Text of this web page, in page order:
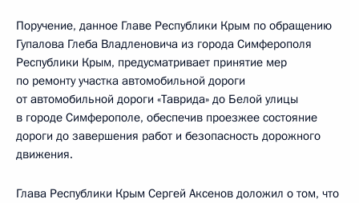
Поручение, данное Главе Республики Крым по обращению
Гупалова Глеба Владленовича из города Симферополя
Республики Крым, предусматривает принятие мер
по ремонту участка автомобильной дороги
от автомобильной дороги «Таврида» до Белой улицы
в городе Симферополе, обеспечив проезжее состояние
дороги до завершения работ и безопасность дорожного
движения.
Глава Республики Крым Сергей Аксенов доложил о том, что